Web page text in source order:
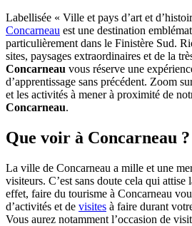
Labellisée « Ville et pays d’art et
Concarneau est une destination
particulièrement dans le Finistère Sud.
sites, paysages extraordinaires et de la
Concarneau vous réserve une
d’apprentissage sans précédent. Zoom
et les activités à mener à proximité de
Concarneau.
Que voir à Concarneau ?
La ville de Concarneau a mille et une
visiteurs. C’est sans doute cela qui
effet, faire du tourisme à Concarneau
d’activités et de visites à faire durant
Vous aurez notamment l’occasion de